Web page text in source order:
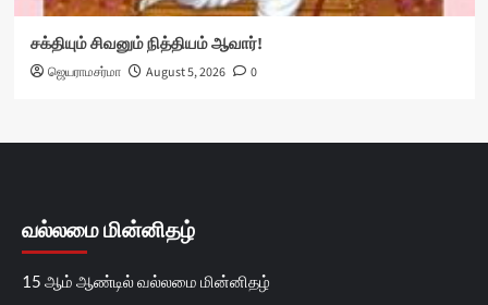
சக்தியும் சிவனும் நித்தியம் ஆவார்!
ஜெயராமசர்மா August 5, 2026 0
வல்லமை மின்னிதழ்
15 ஆம் ஆண்டில் வல்லமை மின்னிதழ்